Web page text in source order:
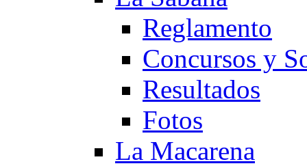
Reglamento
Concursos y
Resultados
Fotos
La Macarena